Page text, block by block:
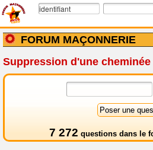
FORUM MAÇONNERIE
Suppression d'une
7 272 questions dans le